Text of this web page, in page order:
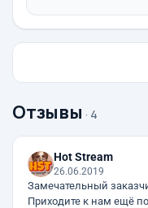
Отзывы · 4
Hot Stream
26.06.2019
Замечательный
Приходите к нам ещё